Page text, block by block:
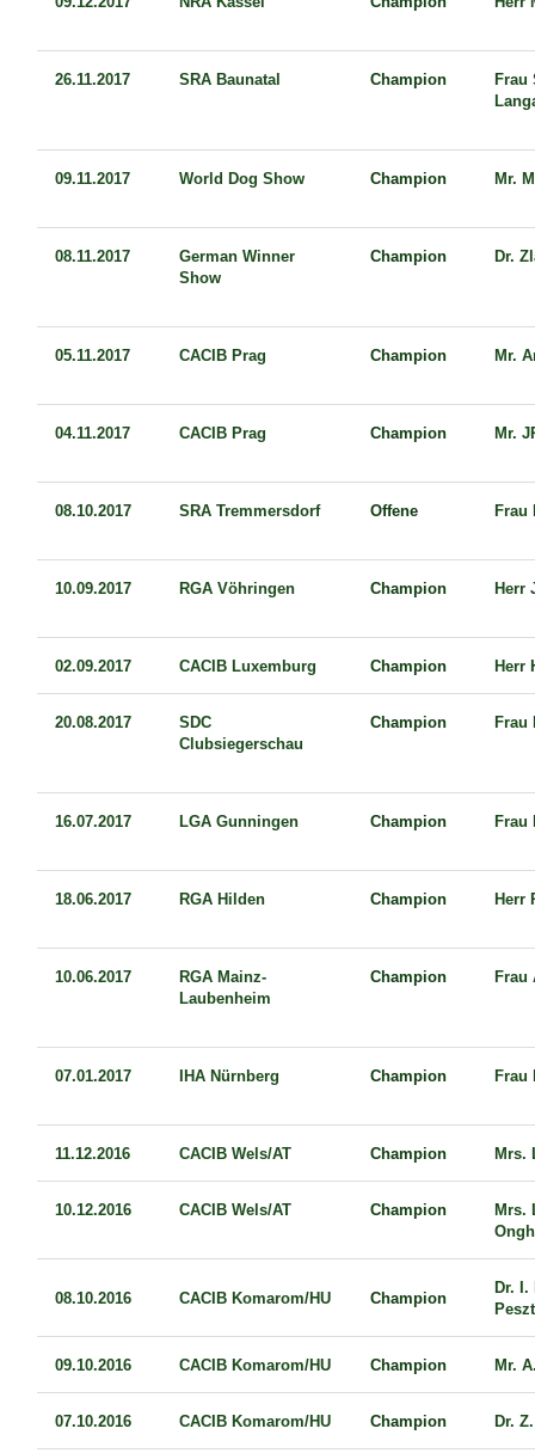
26.11.2017 SRA Baunatal Champion
Frau
09.11.2017 World Dog Show Champion Mr.
08.11.2017
German Winner
Show
Champion Dr.
05.11.2017 CACIB Prag Champion Mr.
04.11.2017 CACIB Prag Champion Mr.
08.10.2017 SRA Tremmersdorf Offene Frau
10.09.2017 RGA Vöhringen Champion Herr
02.09.2017 CACIB Luxemburg Champion Herr
20.08.2017
SDC
Clubsiegerschau
Champion Frau
16.07.2017 LGA Gunningen Champion Frau
18.06.2017 RGA Hilden Champion Herr
10.06.2017
RGA Mainz-
Laubenheim
Champion Frau
07.01.2017 IHA Nürnberg Champion Frau
11.12.2016 CACIB Wels/AT Champion Mrs.
10.12.2016 CACIB Wels/AT Champion
Mrs.
08.10.2016 CACIB Komarom/HU Champion
Dr. I.
09.10.2016 CACIB Komarom/HU Champion Mr.
07.10.2016 CACIB Komarom/HU Champion Dr.